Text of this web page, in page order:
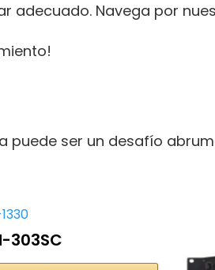
adecuado. Navega por
ser un desafío
303SC